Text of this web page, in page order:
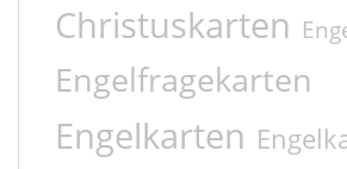
Christuskarten
Engelfragekarten
Engelkarten